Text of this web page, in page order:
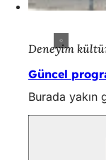
Deneyim
Güncel
Burada